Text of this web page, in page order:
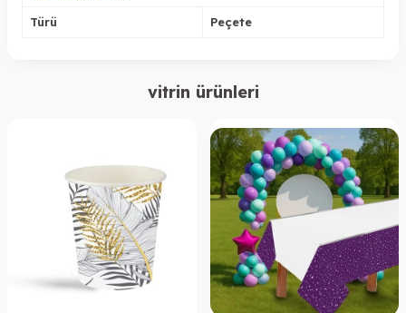
Türü Peçete
vitrin ürünleri